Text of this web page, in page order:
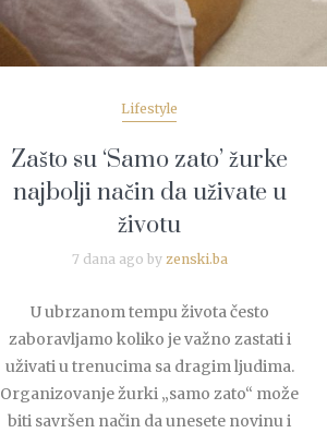
Lifestyle
Zašto su ‘Samo zato’ žurke
najbolji način da uživate u
životu
7 dana ago by zenski.ba
U ubrzanom tempu života često
zaboravljamo koliko je važno zastati i
uživati u trenucima sa dragim ljudima.
Organizovanje žurki „samo zato“ može
biti savršen način da unesete novinu i